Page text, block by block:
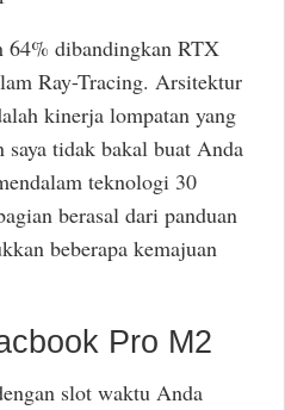
64% dibandingkan RTX
Ray-Tracing. Arsitektur
kinerja lompatan yang
tidak bakal buat Anda
teknologi 30
berasal dari panduan
beberapa kemajuan
Pro M2
slot waktu Anda